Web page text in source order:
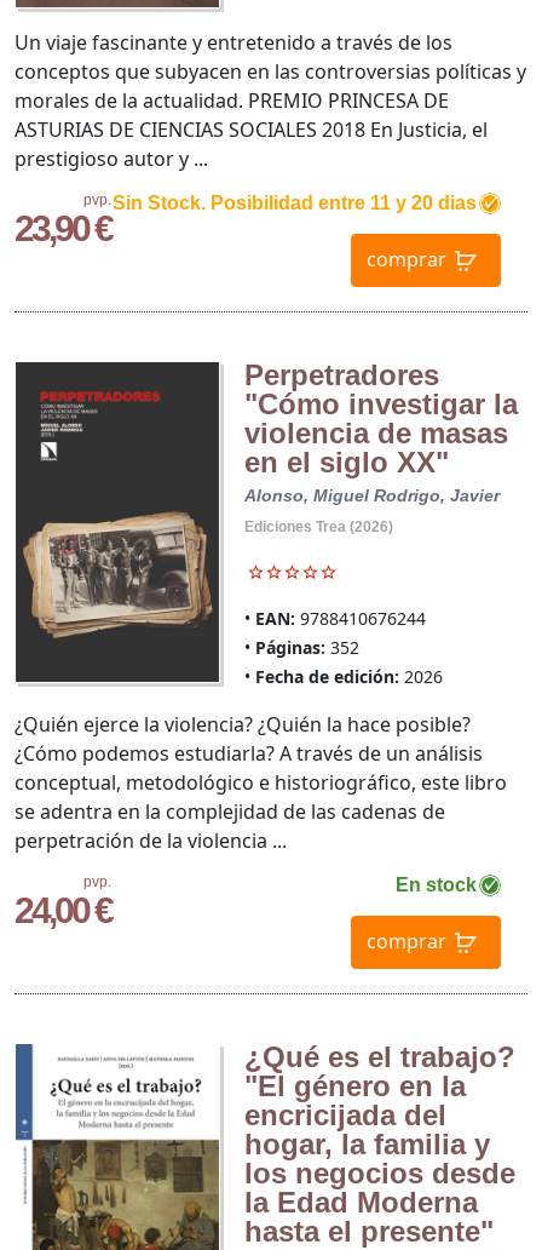
pvp.
23,90 €
Sin Stock. Posibilidad entre 11 y 20 dias
comprar
Un viaje fascinante y entretenido a través de los
conceptos que subyacen en las controversias políticas y
morales de la actualidad. PREMIO PRINCESA DE
ASTURIAS DE CIENCIAS SOCIALES 2018 En Justicia, el
prestigioso autor y ...
Perpetradores
"Cómo investigar la
violencia de masas
en el siglo XX"
Alonso, Miguel Rodrigo, Javier
Ediciones Trea (2026)
EAN: 9788410676244
Páginas: 352
Fecha de edición: 2026
pvp.
24,00 €
En stock
comprar
¿Quién ejerce la violencia? ¿Quién la hace posible?
¿Cómo podemos estudiarla? A través de un análisis
conceptual, metodológico e historiográfico, este libro
se adentra en la complejidad de las cadenas de
perpetración de la violencia ...
¿Qué es el trabajo?
"El género en la
encricijada del
hogar, la familia y
los negocios desde
la Edad Moderna
hasta el presente"